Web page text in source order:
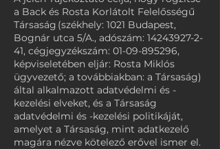
a Back és Rosta Korlátolt Felelősségű
Társaság (székhely: 1021 Budapest,
Bognár utca 5/A., adószám: 14243927-2-
41, cégjegyzékszám: 01-09-895296,
képviseletében eljár: Rosta Miklós
ügyvezető; a továbbiakban: a Társaság)
által alkalmazott adatvédelmi és -
kezelési elveket, és a Társaság
adatvédelmi és -kezelési politikáját,
amelyet a Társaság, mint adatkezelő
magára nézve kötelező erővel ismer el.